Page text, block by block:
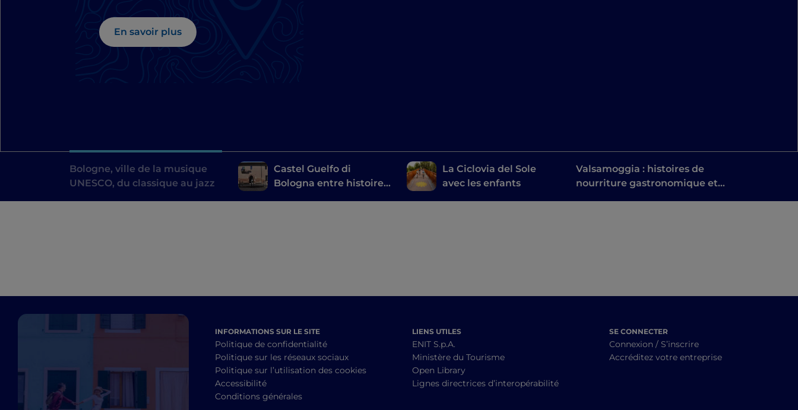
En savoir plus
Bologne, ville de la musique
UNESCO, du classique au jazz
Castel Guelfo di
Bologna entre histoire
La Ciclovia del Sole
avec les enfants
Valsamoggia : histoires de
nourriture gastronomique et
INFORMATIONS SUR LE SITE
Politique de confidentialité
Politique sur les réseaux sociaux
Politique sur l’utilisation des cookies
Accessibilité
Conditions générales
LIENS UTILES
ENIT S.p.A.
Ministère du Tourisme
Open Library
Lignes directrices d’interopérabilité
SE CONNECTER
Connexion / S’inscrire
Accréditez votre entreprise